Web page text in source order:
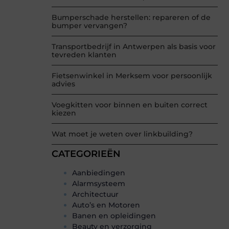
Bumperschade herstellen: repareren of de
bumper vervangen?
Transportbedrijf in Antwerpen als basis voor
tevreden klanten
Fietsenwinkel in Merksem voor persoonlijk
advies
Voegkitten voor binnen en buiten correct
kiezen
Wat moet je weten over linkbuilding?
CATEGORIEËN
Aanbiedingen
Alarmsysteem
Architectuur
Auto’s en Motoren
Banen en opleidingen
Beauty en verzorging